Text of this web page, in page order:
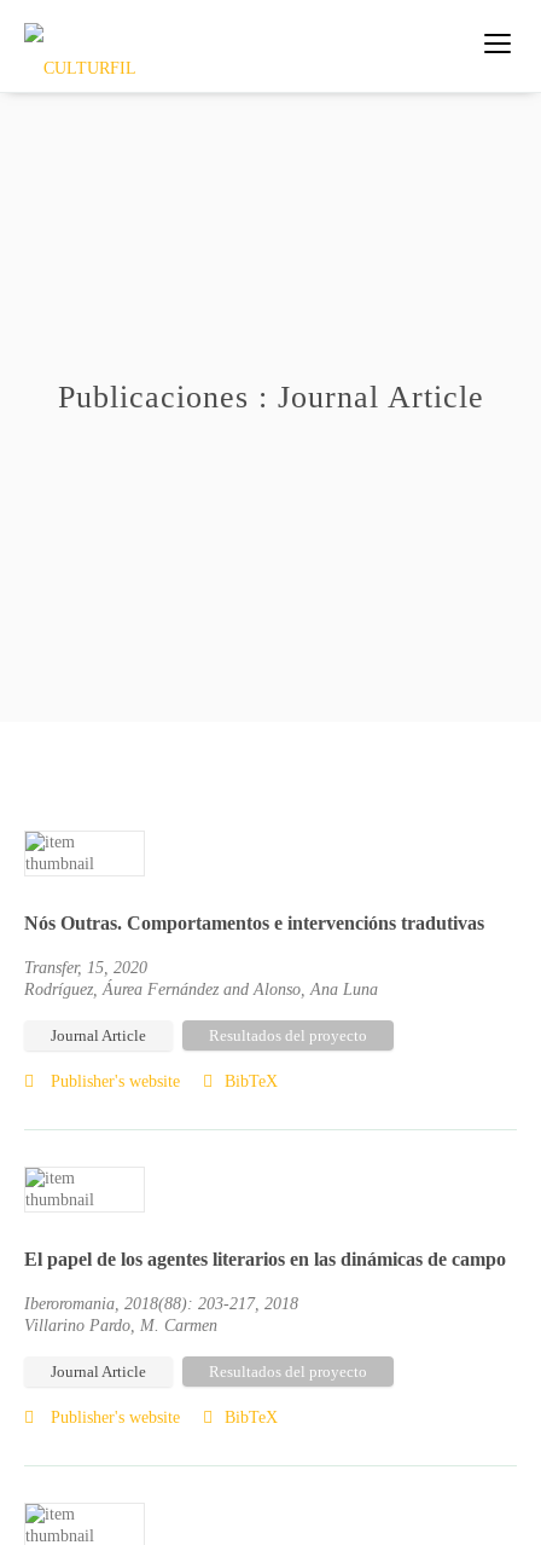
Publicaciones : Journal Article
Nós Outras. Comportamentos e intervencións tradutivas
Transfer, 15, 2020
Rodríguez, Áurea Fernández and Alonso, Ana Luna
Journal Article Resultados del proyecto
Publisher's website BibTeX
El papel de los agentes literarios en las dinámicas de campo
Iberoromania, 2018(88): 203-217, 2018
Villarino Pardo, M. Carmen
Journal Article Resultados del proyecto
Publisher's website BibTeX